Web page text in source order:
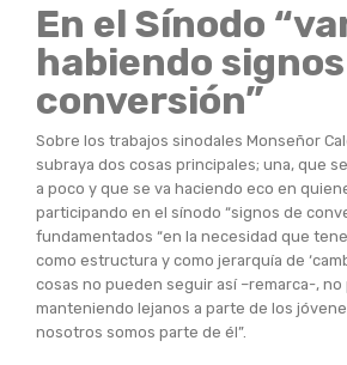
En el Sínodo
habiendo
conversión”
Sobre los trabajos sinodales Monseñor
subraya dos cosas principales; una, que
a poco y que se va haciendo eco en
participando en el sínodo “signos de
fundamentados “en la necesidad que
como estructura y como jerarquía de
cosas no pueden seguir así –remarca-,
manteniendo lejanos a parte de los
nosotros somos parte de él”.